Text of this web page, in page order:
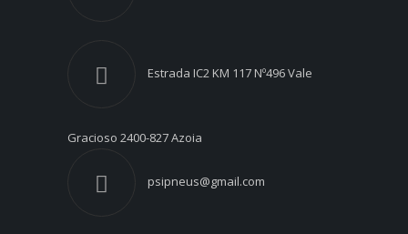
Estrada IC2 KM 117 Nº496 Vale
Gracioso 2400-827 Azoia
psipneus@gmail.com